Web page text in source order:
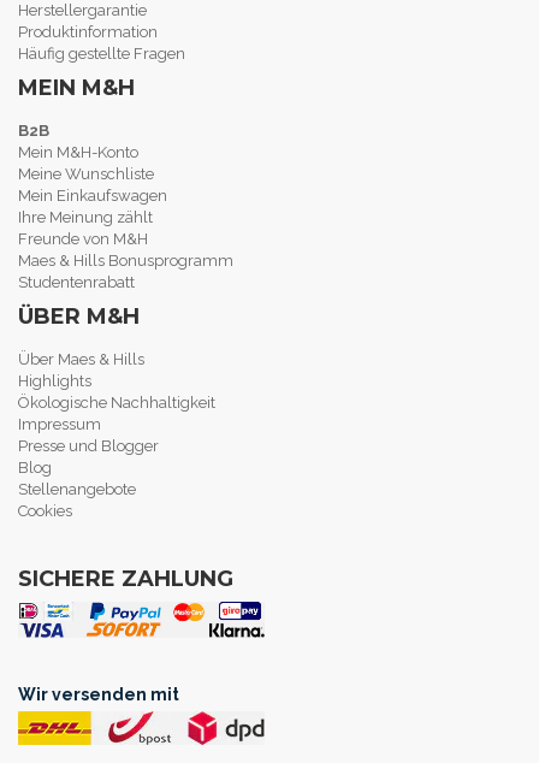
Herstellergarantie
Produktinformation
Häufig gestellte Fragen
MEIN M&H
B2B
Mein M&H-Konto
Meine Wunschliste
Mein Einkaufswagen
Ihre Meinung zählt
Freunde von M&H
Maes & Hills Bonusprogramm
Studentenrabatt
ÜBER M&H
Über Maes & Hills
Highlights
Ökologische Nachhaltigkeit
Impressum
Presse und Blogger
Blog
Stellenangebote
Cookies
SICHERE ZAHLUNG
Wir versenden mit